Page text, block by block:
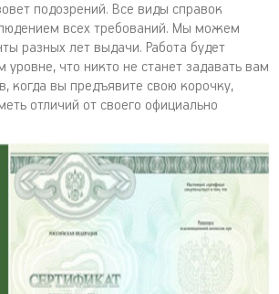
подозрений. Все виды справок
всех требований. Мы можем
разных лет выдачи. Работа будет
уровне, что никто не станет задавать вам
когда вы предъявите свою корочку,
отличий от своего официально